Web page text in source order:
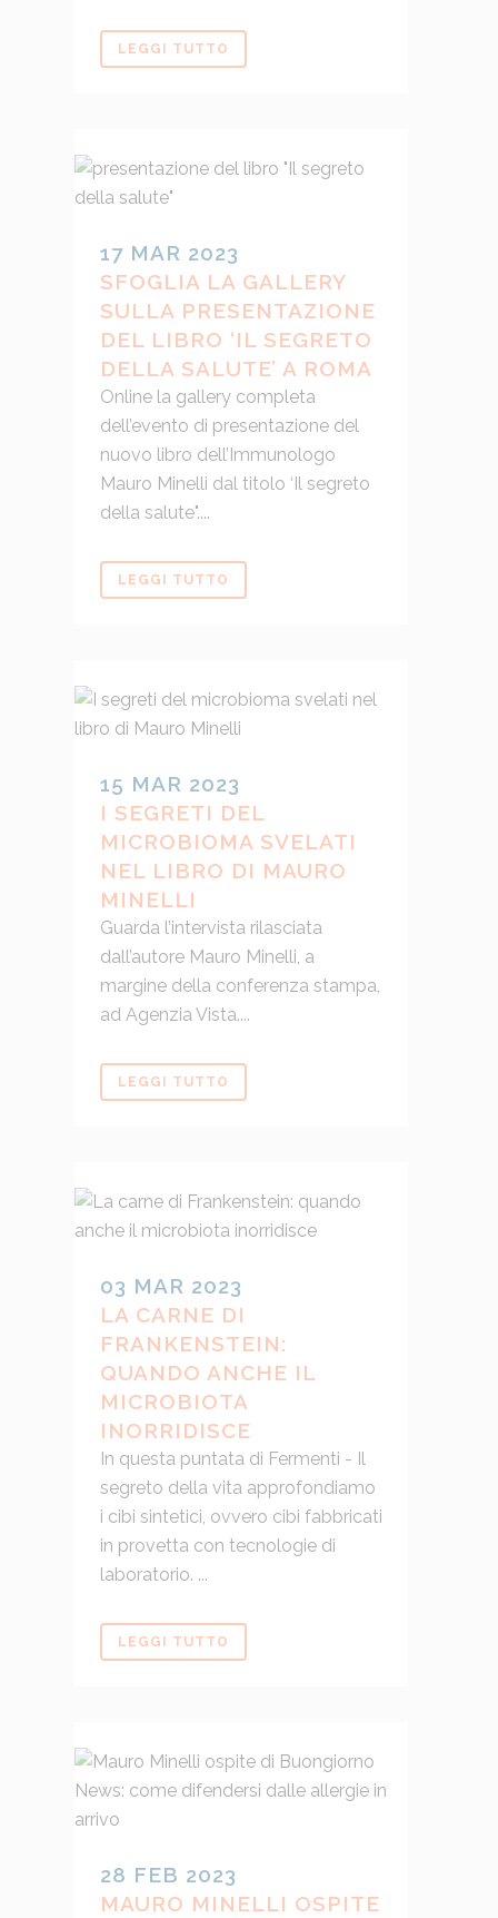
LEGGI TUTTO
17 MAR 2023
SFOGLIA LA GALLERY
SULLA PRESENTAZIONE
DEL LIBRO ‘IL SEGRETO
DELLA SALUTE’ A ROMA
Online la gallery completa
dell’evento di presentazione del
nuovo libro dell’Immunologo
Mauro Minelli dal titolo ‘Il segreto
della salute"....
LEGGI TUTTO
15 MAR 2023
I SEGRETI DEL
MICROBIOMA SVELATI
NEL LIBRO DI MAURO
MINELLI
Guarda l’intervista rilasciata
dall’autore Mauro Minelli, a
margine della conferenza stampa,
ad Agenzia Vista....
LEGGI TUTTO
03 MAR 2023
LA CARNE DI
FRANKENSTEIN:
QUANDO ANCHE IL
MICROBIOTA
INORRIDISCE
In questa puntata di Fermenti - Il
segreto della vita approfondiamo
i cibi sintetici, ovvero cibi fabbricati
in provetta con tecnologie di
laboratorio. ...
LEGGI TUTTO
28 FEB 2023
MAURO MINELLI OSPITE